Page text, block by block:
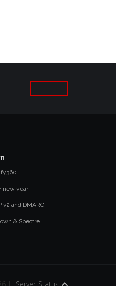
new year
v2 and DMARC
& Spectre
| Server-Status